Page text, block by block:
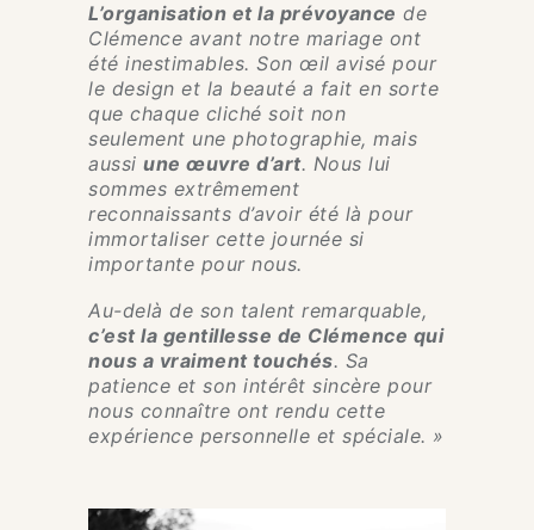
L’organisation et la prévoyance de
Clémence avant notre mariage ont
été inestimables. Son œil avisé pour
le design et la beauté a fait en sorte
que chaque cliché soit non
seulement une photographie, mais
aussi une œuvre d’art. Nous lui
sommes extrêmement
reconnaissants d’avoir été là pour
immortaliser cette journée si
importante pour nous.
Au-delà de son talent remarquable,
c’est la gentillesse de Clémence qui
nous a vraiment touchés. Sa
patience et son intérêt sincère pour
nous connaître ont rendu cette
expérience personnelle et spéciale. »